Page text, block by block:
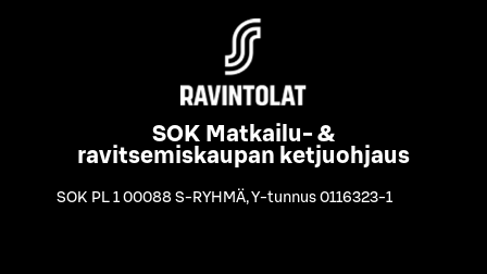
SOK Matkailu- &
ravitsemiskaupan ketjuohjaus
SOK PL 1 00088 S-RYHMÄ,Y-tunnus 0116323-1